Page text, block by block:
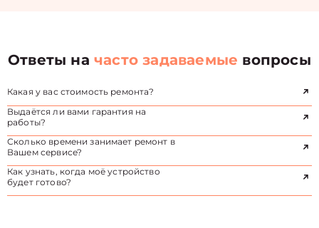
Ответы начасто задаваемые вопросы
Какая у вас стоимость ремонта?
Выдаётся ли вами гарантия на
работы?
Сколько времени занимает ремонт в
Вашем сервисе?
Как узнать, когда моё устройство
будет готово?